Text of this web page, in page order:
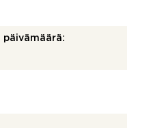
päivämäärä: